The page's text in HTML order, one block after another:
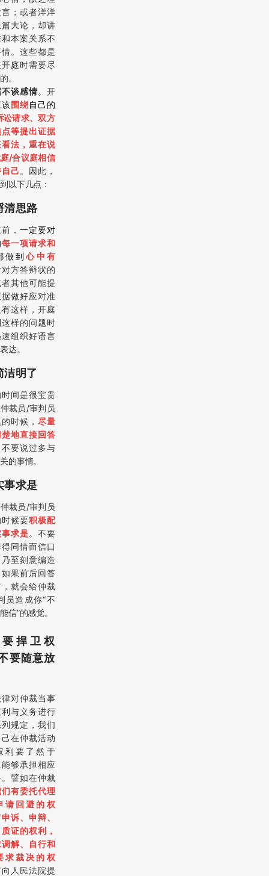
；或者洋洋
大论，却讲
本案关系不
。这些都是
庭时需要尽
。
谈感情。开
围绕自己的
讼请求、双方
等提出证据
法，重在说
/合议庭相信
己 。因此，
以下几点：
思路
， 一定要对
每一项请求和
做到心中有
方答辩状的
其他可能提
做好应对准
这样，开庭
样的问题时
组织好语言
达。
明了
间是很宝贵
裁员/审判员
时候， 尽量
地直接回答
要说过多与
的事情。
求是
裁员/审判员
候要积极配
求是。不要
同情而信口
至刻意编造
果前后回答
就会给仲裁
员造成你“不
信”的感觉。
捍卫权
要随意放
对仲裁当事
与义务进行
规定，我们
在仲裁活动
利要了然于
够承担相应
譬如在仲裁
有委托代理
请回避的权
诉、申辩、
证的权利，
解、自行和
求裁决的权
人民法院提